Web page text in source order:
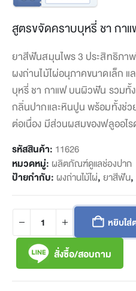
สูตรขจัดคราบบุหรี่ ชา กา
ยาสีฟันสมุนไพร 3 ประสิทธิภา
ผงถ่านไม้ไผ่อนุภาคขนาดเล็ก
บุหรี่ ชา กาแฟ บนผิวฟัน รวมทั้
กลิ่นปากและหินปูน พร้อมทั้งช่ว
ต่อเนื่อง มีส่วนผสมของฟลูออไ
รหัสสินค้า: 11626
หมวดหมู่: ผลิตภัณฑ์ดูแลช่องปาก
ป้ายกำกับ: ผงถ่านไม้ไผ่, ยาสีฟัน,
หยิบใส่
สั่งซื้อ/สอบถาม